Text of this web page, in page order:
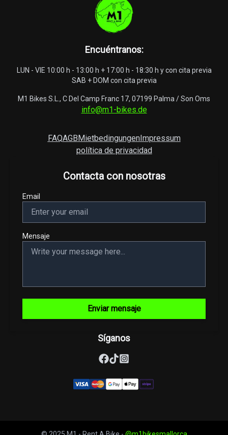
Encuéntranos:
LUN - VIE 10:00 h - 13:00 h + 17:00 h - 18:30 h y con cita previa
SAB + DOM con cita previa
M1 Bikes S.L., C Del Camp Franc 17, 07199 Palma / Son Oms
info@m1-bikes.de
FAQAGB MietbedingungenImpressum
política de privacidad
Contacta con nosotras
Email
Mensaje
Enviar mensaje
Síganos